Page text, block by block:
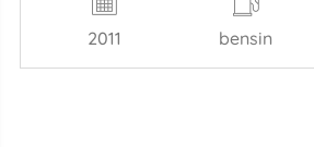
2011 bensin